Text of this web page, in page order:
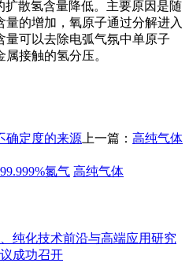
扩散氢含量降低。主要原因是随
的增加，氧原子通过分解进入
量可以去除电弧气氛中单原子
接触的氢分压。
确定度的来源 上一篇： 高纯气体
99.999%氮气 高纯气体
纯化技术前沿与高端应用研究
成功召开